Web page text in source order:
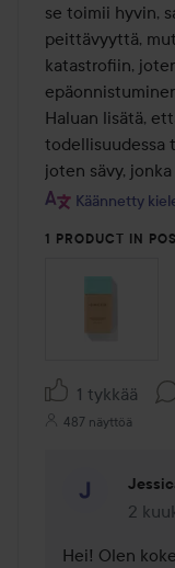
se toimii hyvin,
peittävyyttä,
katastrofiin,
Haluan lisätä,
todellisuudessa
joten sävy,
Käännetty
1 PRODUCT IN
1 tykkää
487 näyttöä
2
Hei! Olen